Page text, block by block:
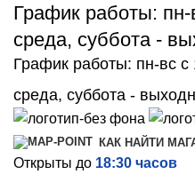
График работы:
среда, суббота -
График работы: пн-вс с
среда, суббота -
КАК НАЙТИ
Открыты до 18:30 часов